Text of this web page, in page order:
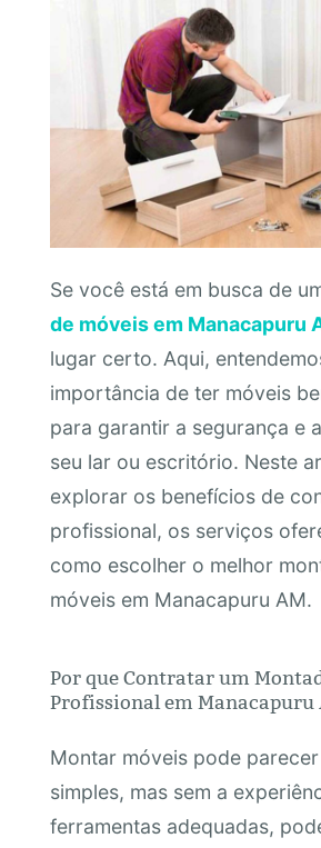
Se você está em busca de
de móveis em Manacapuru
lugar certo. Aqui,
importância de ter móveis
para garantir a segurança e
seu lar ou escritório. Neste
explorar os benefícios de
profissional, os serviços
como escolher o melhor
móveis em Manacapuru AM.
Por que Contratar um
Profissional em Manacapuru
Montar móveis pode
simples, mas sem a
ferramentas adequadas,